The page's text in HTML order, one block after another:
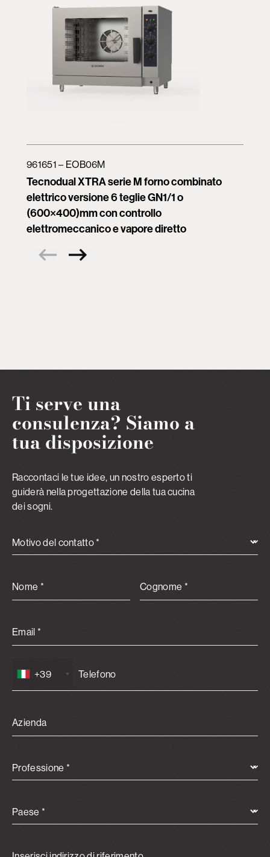
Tecnodual XTRA serie M forno combinato
elettrico versione 6 teglie GN1/1 o
(600×400)mm con controllo
elettromeccanico e vapore diretto
961651 – EOB06M
Ti serve una
consulenza? Siamo a
tua disposizione
Raccontaci le tue idee, un nostro esperto ti
guiderà nella progettazione della tua cucina
dei sogni.
Motivo del contatto *
Nome * Cognome *
Email *
+39
Azienda
Professione *
Paese *